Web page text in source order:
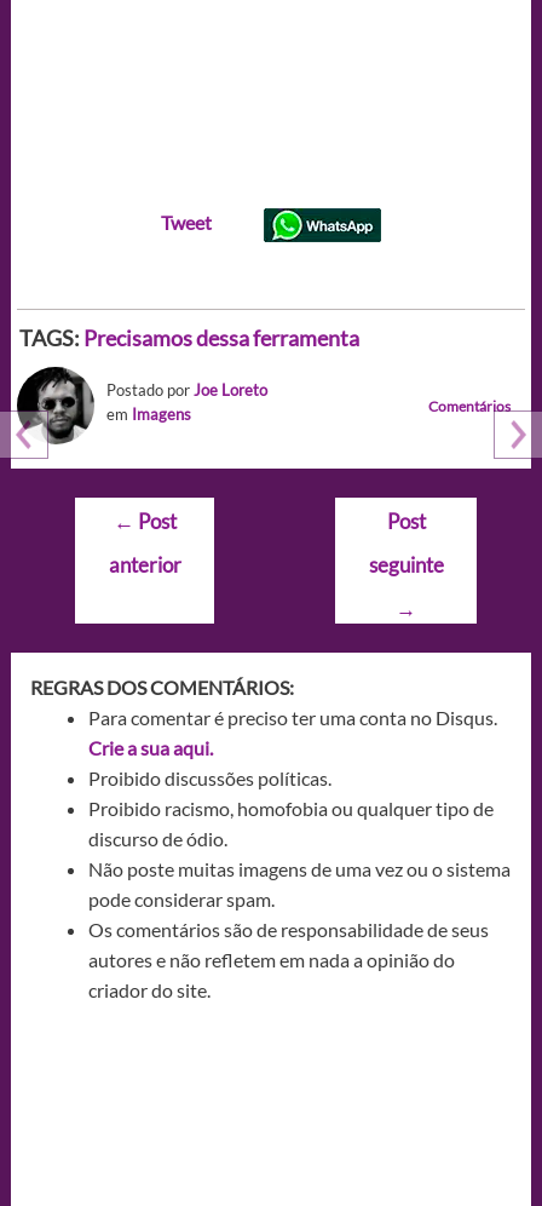
Tweet
TAGS: Precisamos dessa ferramenta
Postado porJoe Loreto
em Imagens Comentários
Navegação
Post
← Post
anterior
Post
seguinte
→
REGRAS DOS COMENTÁRIOS:
Para comentar é preciso ter uma conta no Disqus.
Crie a sua aqui.
Proibido discussões políticas.
Proibido racismo, homofobia ou qualquer tipo de
discurso de ódio.
Não poste muitas imagens de uma vez ou o sistema
pode considerar spam.
Os comentários são de responsabilidade de seus
autores e não refletem em nada a opinião do
criador do site.